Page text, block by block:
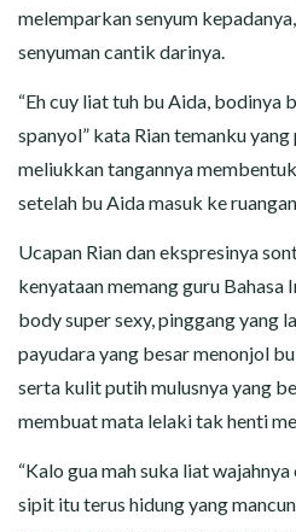
melemparkan senyum
senyuman cantik darinya.
“Eh cuy liat tuh bu Aida, bodinya
spanyol” kata Rian temanku
meliukkan tangannya
setelah bu Aida masuk ke
Ucapan Rian dan ekspresinya
kenyataan memang guru
body super sexy, pinggang yang
payudara yang besar menonjol
serta kulit putih mulusnya yang
membuat mata lelaki tak henti
“Kalo gua mah suka liat
sipit itu terus hidung yang
CERITA HOT MAMA
CERITA TANTE SEXY
CERITA ISTRI SELINGKUH